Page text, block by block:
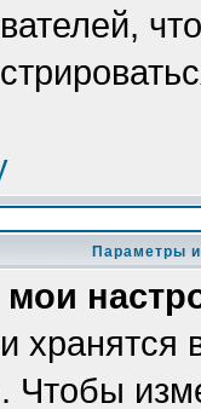
Параметры
Чтобы